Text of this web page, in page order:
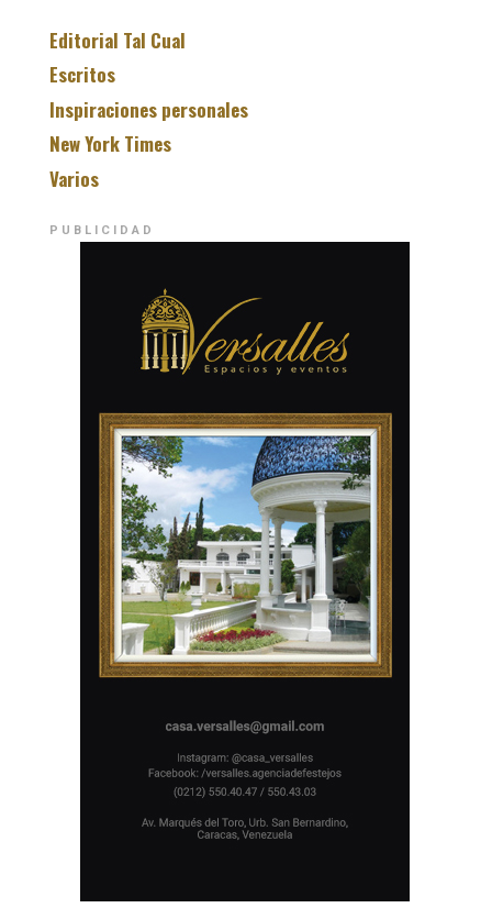
Editorial Tal Cual
Escritos
Inspiraciones personales
New York Times
Varios
PUBLICIDAD